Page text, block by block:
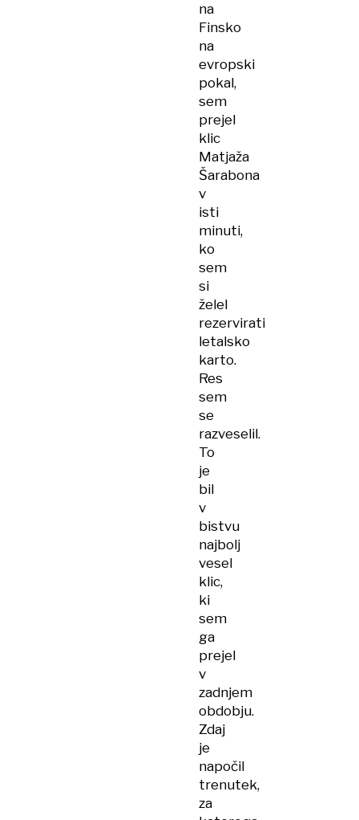
na
Finsko
na
evropski
pokal,
sem
prejel
klic
Matjaža
Šarabona
v
isti
minuti,
ko
sem
si
želel
rezervirati
letalsko
karto.
Res
sem
se
razveselil.
To
je
bil
v
bistvu
najbolj
vesel
klic,
ki
sem
ga
prejel
v
zadnjem
obdobju.
Zdaj
je
napočil
trenutek,
za